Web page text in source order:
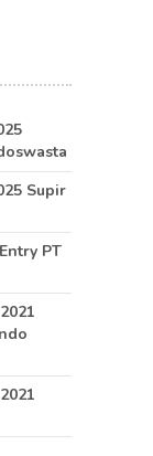
Supir
PT